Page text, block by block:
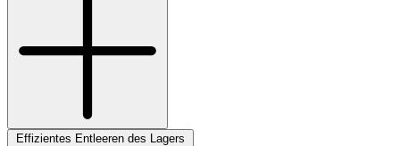
Effizientes Entleeren des Lagers